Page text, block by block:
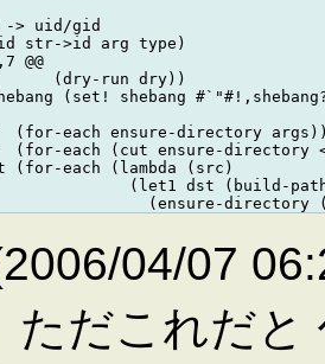
-> uid/gid
str->id arg type)
@@
(dry-run dry))
(set! shebang
each ensure-directory
each (cut ensure-directory
(for-each (lambda (src)
(let1 dst (build-
04/07
ただこれだ